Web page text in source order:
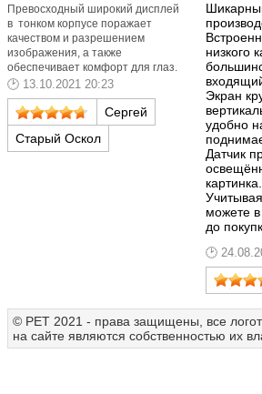
Превосходный широкий дисплей
в тонком корпусе поражает
качеством и разрешением
изображения, а также
обеспечивает комфорт для глаз.
13.10.2021 20:23
Сергей
Старый Оскол
низкого
Экран
удобно
Датчик
картинка.
можете
до
© РЕТ 2021 - права защищены, все
на сайте являются собственностью их